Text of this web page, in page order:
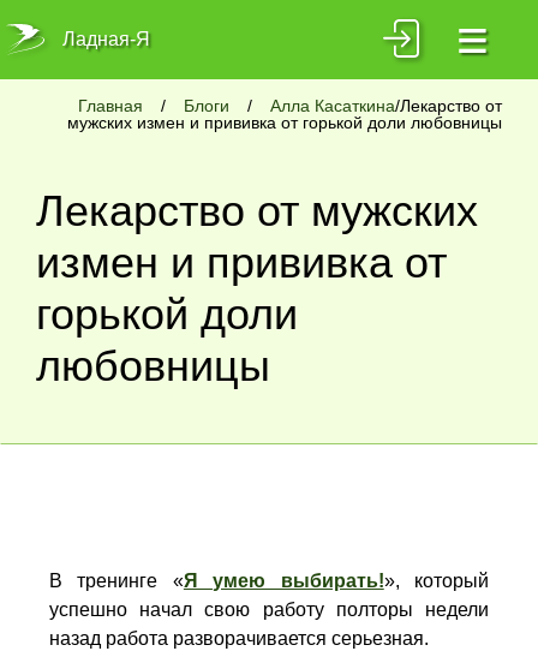
Ладная-Я ≡
Главная / Блоги / Алла Касаткина/Лекарство от
мужских измен и прививка от горькой доли любовницы
Лекарство от мужских
измен и прививка от
горькой доли
любовницы
В тренинге «Я умею выбирать!», который
успешно начал свою работу полторы недели
назад работа разворачивается серьезная.